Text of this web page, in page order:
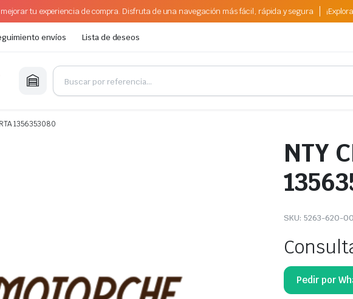
tu experiencia de compra. Disfruta de una navegación más fácil, rápida y segura
envíos Lista de deseos
1356353080
NTY
SKU: 5263-620-
Pedir por